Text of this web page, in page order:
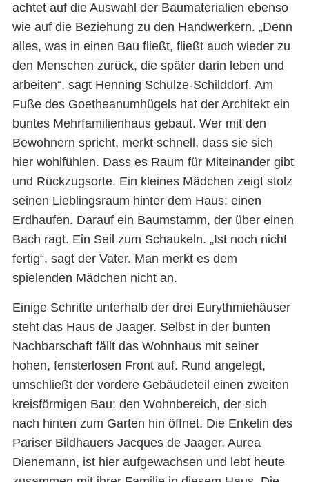
achtet auf die Auswahl der Baumaterialien ebenso
wie auf die Beziehung zu den Handwerkern. „Denn
alles, was in einen Bau fließt, fließt auch wieder zu
den Menschen zurück, die später darin leben und
arbeiten“, sagt Henning Schulze-Schilddorf. Am
Fuße des Goetheanumhügels hat der Architekt ein
buntes Mehrfamilienhaus gebaut. Wer mit den
Bewohnern spricht, merkt schnell, dass sie sich
hier wohlfühlen. Dass es Raum für Miteinander gibt
und Rückzugsorte. Ein kleines Mädchen zeigt stolz
seinen Lieblingsraum hinter dem Haus: einen
Erdhaufen. Darauf ein Baumstamm, der über einen
Bach ragt. Ein Seil zum Schaukeln. „Ist noch nicht
fertig“, sagt der Vater. Man merkt es dem
spielenden Mädchen nicht an.
Einige Schritte unterhalb der drei Eurythmiehäuser
steht das Haus de Jaager. Selbst in der bunten
Nachbarschaft fällt das Wohnhaus mit seiner
hohen, fensterlosen Front auf. Rund angelegt,
umschließt der vordere Gebäudeteil einen zweiten
kreisförmigen Bau: den Wohnbereich, der sich
nach hinten zum Garten hin öffnet. Die Enkelin des
Pariser Bildhauers Jacques de Jaager, Aurea
Dienemann, ist hier aufgewachsen und lebt heute